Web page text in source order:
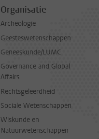
Organisatie
Archeologie
Geesteswetenschappen
Geneeskunde/LUMC
Governance and Global
Affairs
Rechtsgeleerdheid
Sociale Wetenschappen
Wiskunde en
Natuurwetenschappen